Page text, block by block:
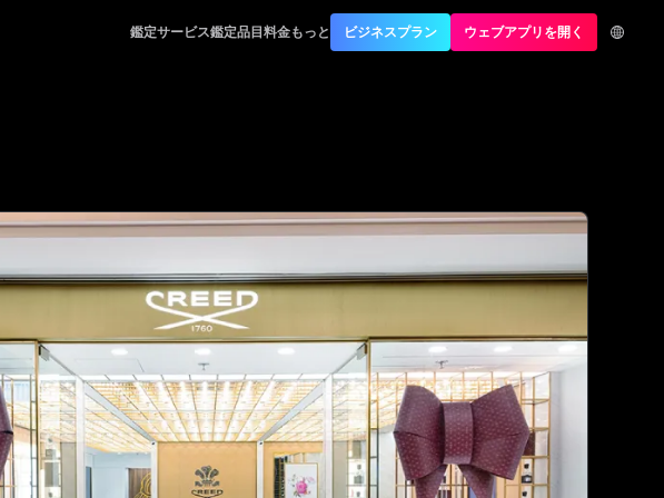
鑑定サービス鑑定品目料金もっと ビジネスプラン ウェブアプリを開く